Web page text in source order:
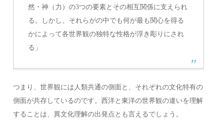
然・神（力）の3つの要素とその相互関係に支えられ
る。しかし、それらがの中でも何が最も関心を得る
かによって各世界観の独特な性格が浮き彫りにされ
る」
つまり、世界観には人類共通の側面と、それぞれの文化特有の
側面が共存しているのです。西洋と東洋の世界観の違いを理解
することは、異文化理解の出発点とも言えるでしょう。